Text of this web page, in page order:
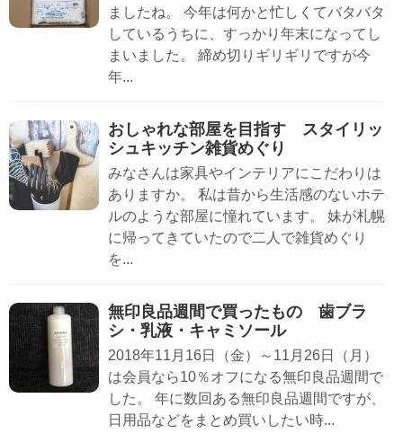
ましたね。 今年は何かと忙しくてバタバタ
しているうちに、すっかり年末になってし
まいました。 締め切りギリギリですが今
年...
おしゃれな部屋を目指す スタイリッ
シュキッチン雑貨めぐり
みなさんは家具やインテリアにこだわりは
ありますか。 私は昔から生活感のないホテ
ルのような部屋に憧れています。 妹が札幌
に帰ってきていたので二人で雑貨めぐり
を...
無印良品週間で買ったもの 歯ブラ
シ・乳液・キャミソール
2018年11月16日（金）～11月26日（月）
は会員なら10％オフになる無印良品週間で
した。 年に数回ある無印良品週間ですが、
日用品などをまとめ買いしたい時...